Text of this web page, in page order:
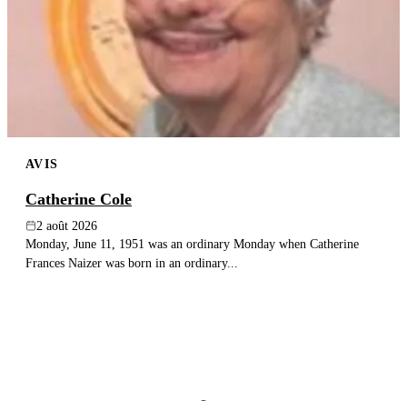
AVIS
Catherine Cole
2 août 2026
Monday, June 11, 1951 was an ordinary Monday when Catherine
Frances Naizer was born in an ordinary...